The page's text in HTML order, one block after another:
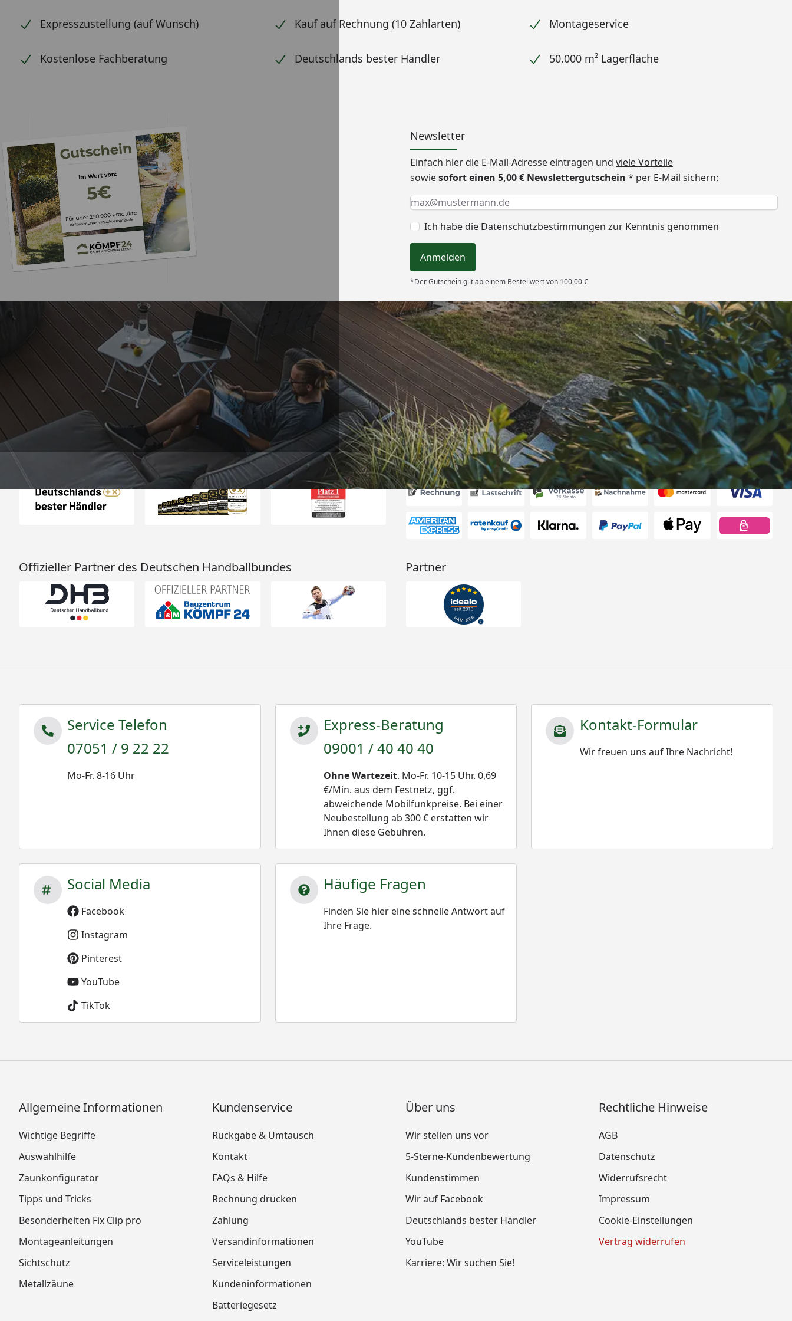
Expresszustellung (auf Wunsch) Kauf auf Rechnung (10 Zahlarten) Montageservice
Kostenlose Fachberatung Deutschlands bester Händler 50.000 m² Lagerfläche
Newsletter
Einfach hier die E-Mail-Adresse eintragen und viele Vorteile
sowiesofort einen 5,00 € Newslettergutschein * per E-Mail sichern:
Keine Eingabe erforderlich
Eingabe erforderlich
E-Mail *
Ich habe die Datenschutzbestimmungen zur Kenntnis genommen
Anmelden
*Der Gutschein gilt ab einem Bestellwert von 100,00 €
Trusted Shops
4,65/ 5
2.125 Bewertungen
„Schnelle Lieferung, gut
verpackt“
17.07.2026
Versand
Auszeichnungen Akzeptierte Zahlungsarten
Offizieller Partner des Deutschen Handballbundes Partner
Service Telefon
07051 / 9 22 22
Mo-Fr. 8-16 Uhr
Express-Beratung
09001 / 40 40 40
Ohne Wartezeit. Mo-Fr. 10-15 Uhr. 0,69
€/Min. aus dem Festnetz, ggf.
abweichende Mobilfunkpreise. Bei einer
Neubestellung ab 300 € erstatten wir
Ihnen diese Gebühren.
Kontakt-Formular
Wir freuen uns auf Ihre Nachricht!
Social Media
Facebook
Instagram
Pinterest
YouTube
TikTok
Häufige Fragen
Finden Sie hier eine schnelle Antwort auf
Ihre Frage.
Allgemeine Informationen
Wichtige Begriffe
Auswahlhilfe
Zaunkonfigurator
Tipps und Tricks
Besonderheiten Fix Clip pro
Montageanleitungen
Sichtschutz
Metallzäune
Kundenservice
Rückgabe & Umtausch
Kontakt
FAQs & Hilfe
Rechnung drucken
Zahlung
Versandinformationen
Serviceleistungen
Kundeninformationen
Batteriegesetz
Über uns
Wir stellen uns vor
5-Sterne-Kundenbewertung
Kundenstimmen
Wir auf Facebook
Deutschlands bester Händler
YouTube
Karriere: Wir suchen Sie!
Rechtliche Hinweise
AGB
Datenschutz
Widerrufsrecht
Impressum
Cookie-Einstellungen
Vertrag widerrufen